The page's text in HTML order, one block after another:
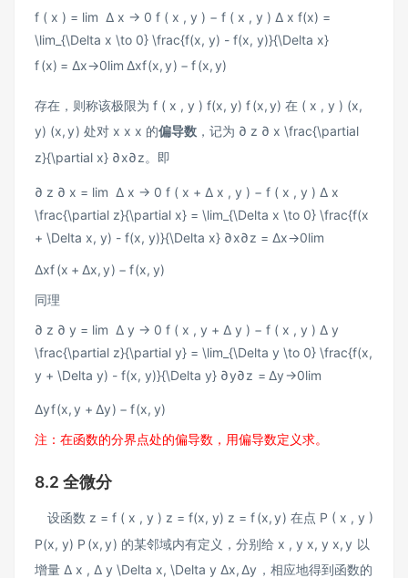
f ( x ) = lim ⁡ Δ x → 0 f ( x , y ) − f ( x , y ) Δ x f(x) =
\lim_{\Delta x \to 0} \frac{f(x, y) - f(x, y)}{\Delta x}
f(x) = Δx→0lim Δxf(x, y) − f(x,y)
存在，则称该极限为 f ( x , y ) f(x, y) f(x,y) 在 ( x , y ) (x,
y) (x,y) 处对 x x x 的偏导数，记为 ∂ z ∂ x \frac{\partial
z}{\partial x} ∂x∂z。即
∂ z ∂ x = lim ⁡ Δ x → 0 f ( x + Δ x , y ) − f ( x , y ) Δ x
\frac{\partial z}{\partial x} = \lim_{\Delta x \to 0} \frac{f(x
+ \Delta x, y) - f(x, y)}{\Delta x} ∂x∂z = Δx→0lim
Δxf(x + Δx,y) − f(x, y)
同理
∂ z ∂ y = lim ⁡ Δ y → 0 f ( x , y + Δ y ) − f ( x , y ) Δ y
\frac{\partial z}{\partial y} = \lim_{\Delta y \to 0} \frac{f(x,
y + \Delta y) - f(x, y)}{\Delta y} ∂y∂z = Δy→0lim
Δyf(x,y + Δy) − f(x, y)
注：在函数的分界点处的偏导数，用偏导数定义求。
8.2 全微分
设函数 z = f ( x , y ) z = f(x, y) z = f(x,y) 在点 P ( x , y )
P(x, y) P (x,y) 的某邻域内有定义，分别给 x , y x, y x,y 以
增量 Δ x , Δ y \Delta x, \Delta y Δx, Δy ，相应地得到函数的